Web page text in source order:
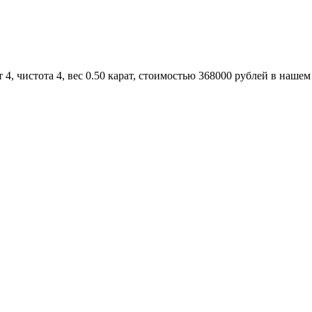
чистота 4, вес 0.50 карат, стоимостью 368000 рублей в нашем